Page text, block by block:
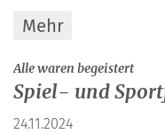
Mehr
Alle waren begeistert:
Spiel- und
24.11.2024